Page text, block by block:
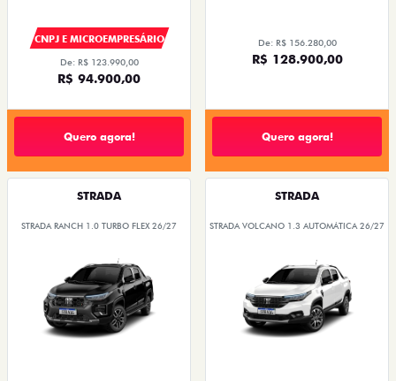
CNPJ E MICROEMPRESÁRIO
De: R$ 123.990,00
R$ 94.900,00
Quero agora!
De: R$ 156.280,00
R$ 128.900,00
Quero agora!
STRADA
STRADA RANCH 1.0 TURBO FLEX 26/27
STRADA
STRADA VOLCANO 1.3 AUTOMÁTICA 26/27